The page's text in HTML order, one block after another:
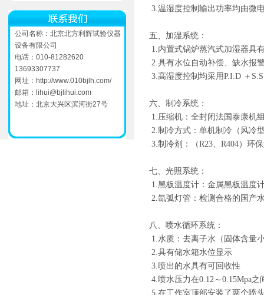
公司名称：北京北方利辉试验仪器
设备有限公司
电话：010-81282620
13693307737
网址： http://www.010bjlh.com/
邮箱： lihui@bjlihui.com
地址：北京大兴区滨河街27号
3.温湿度控制输出功率均由微
五、加湿系统：
1.内置式锅炉蒸汽式加湿器具
2.具有水位自动补偿、缺水报
3.高湿度控制均采用P.I.D ＋
六、制冷系统：
1.压缩机：全封闭法国泰康机
2.制冷方式：单机制冷（风冷
3.制冷剂：（R23、R404）环
七、光照系统：
1.黑板温度计：金属黑板温度
2.氙弧灯管：检测合格的国产
八、喷水循环系统：
1.水质：去离子水（固体含量
2.具有储水箱水位显示
3.喷出的水具有可回收性
4.喷水压力在0.12～0.15Mpa之
5.在工作室顶部安装了两个喷